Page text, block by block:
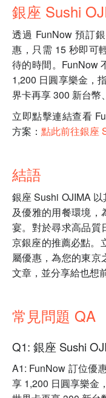
銀座 Sushi
透過 FunNow 預訂
惠，只需 15 秒即可
待的時間。FunNow
1,200 日圓享樂金，
界卡再享 300 新台幣
立即點擊連結查看
方案： 點此前往銀座
結語
銀座 Sushi OJIMA
及優雅的用餐環境，
宴。對於尋求高品質
京銀座的推薦必點。
屬優惠，為您的東京
文章，並分享給也想
常見問題 QA
Q1: 銀座 Sushi
A1: FunNow 訂位優
享 1,200 日圓享樂金